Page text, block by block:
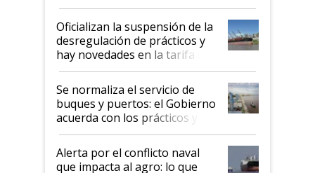
Oficializan la suspensión de la
desregulación de prácticos y
hay novedades en la tarifa de
la hidrovía
Se normaliza el servicio de
buques y puertos: el Gobierno
acuerda con los prácticos y
suspende el decreto de
desregulación
Alerta por el conflicto naval
que impacta al agro: lo que